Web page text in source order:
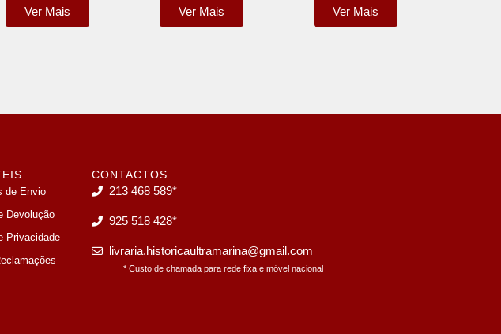
Ver Mais
Ver Mais
Ver Mais
de Envio
Devolução
Privacidade
CONTACTOS
213 468 589*
925 518 428*
livraria.historicaultramarina@gmail.com
* Custo de chamada para rede fixa e móvel nacional